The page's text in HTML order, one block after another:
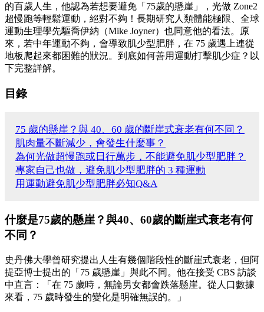
的百歲人生，他認為若想要避免「75歲的懸崖」，光做 Zone2
超慢跑等輕鬆運動，絕對不夠！長期研究人類體能極限、全球
運動生理學先驅喬伊納（Mike Joyner）也同意他的看法。原
來，若中年運動不夠，會導致肌少型肥胖，在 75 歲遇上連從
地板爬起來都困難的狀況。到底如何善用運動打擊肌少症？以
下完整詳解。
目錄
75 歲的懸崖？與 40、60 歲的斷崖式衰老有何不同？
肌肉量不斷減少，會發生什麼事？
為何光做超慢跑或日行萬步，不能避免肌少型肥胖？
專家自己也做，避免肌少型肥胖的 3 種運動
用運動避免肌少型肥胖必知Q&A
什麼是75歲的懸崖？與40、60歲的斷崖式衰老有何
不同？
史丹佛大學曾研究提出人生有幾個階段性的斷崖式衰老，但阿
提亞博士提出的「75 歲懸崖」與此不同。他在接受 CBS 訪談
中直言：「在 75 歲時，無論男女都會跌落懸崖。從人口數據
來看，75 歲時發生的變化是明確無誤的。」